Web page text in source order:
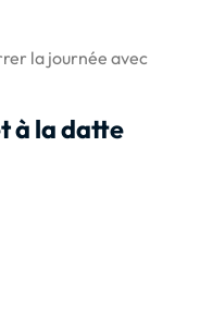
la journée avec
à la datte